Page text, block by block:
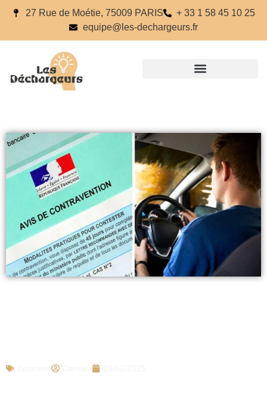
27 Rue de Moétie, 75009 PARIS
+ 33 1 58 45 10 25
equipe@les-dechargeurs.fr